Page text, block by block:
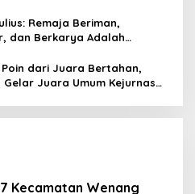
Remaja Beriman,
dan Berkarya Adalah
Poin dari Juara Bertahan,
Gelar Juara Umum Kejurnas
Kecamatan Wenang